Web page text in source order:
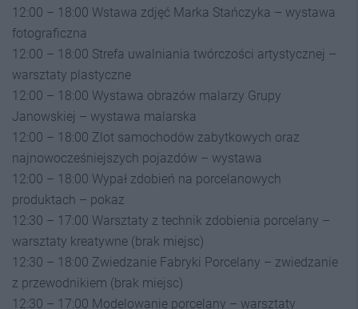
12:00 – 18:00 Wstawa zdjęć Marka Stańczyka – wystawa
fotograficzna
12:00 – 18:00 Strefa uwalniania twórczości artystycznej –
warsztaty plastyczne
12:00 – 18:00 Wystawa obrazów malarzy Grupy
Janowskiej – wystawa malarska
12:00 – 18:00 Zlot samochodów zabytkowych oraz
najnowocześniejszych pojazdów – wystawa
12:00 – 18:00 Wypał zdobień na porcelanowych
produktach – pokaz
12:30 – 17:00 Warsztaty z technik zdobienia porcelany –
warsztaty kreatywne (brak miejsc)
12:30 – 18:00 Zwiedzanie Fabryki Porcelany – zwiedzanie
z przewodnikiem (brak miejsc)
12:30 – 17:00 Modelowanie porcelany – warsztaty